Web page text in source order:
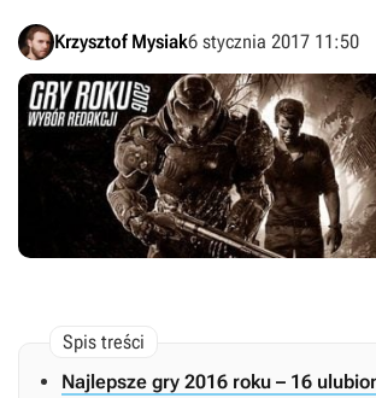
Krzysztof Mysiak6 stycznia 2017 11:50
Najlepsze gry 2016 roku – 16